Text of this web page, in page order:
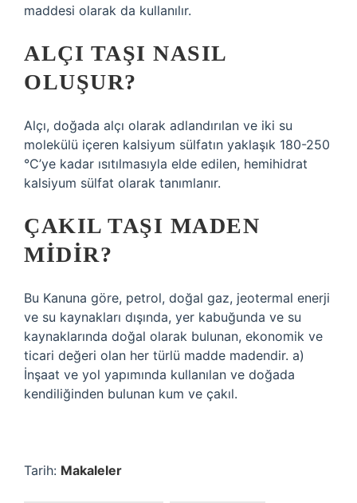
maddesi olarak da kullanılır.
ALÇI TAŞI NASIL
OLUŞUR?
Alçı, doğada alçı olarak adlandırılan ve iki su
molekülü içeren kalsiyum sülfatın yaklaşık 180-250
°C’ye kadar ısıtılmasıyla elde edilen, hemihidrat
kalsiyum sülfat olarak tanımlanır.
ÇAKIL TAŞI MADEN
MIDIR?
Bu Kanuna göre, petrol, doğal gaz, jeotermal enerji
ve su kaynakları dışında, yer kabuğunda ve su
kaynaklarında doğal olarak bulunan, ekonomik ve
ticari değeri olan her türlü madde madendir. a)
İnşaat ve yol yapımında kullanılan ve doğada
kendiliğinden bulunan kum ve çakıl.
Tarih: Makaleler